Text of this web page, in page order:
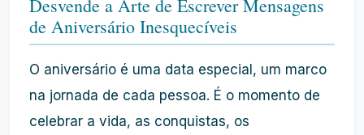
Desvende a Arte de Escrever Mensagens
de Aniversário Inesquecíveis
O aniversário é uma data especial, um marco
na jornada de cada pessoa. É o momento de
celebrar a vida, as conquistas, os